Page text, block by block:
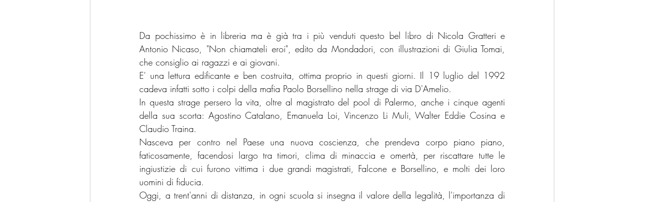
Da pochissimo è in libreria ma è già tra i più venduti questo bel libro di Nicola Gratteri e
Antonio Nicaso, "Non chiamateli eroi", edito da Mondadori, con illustrazioni di Giulia Tomai,
che consiglio ai ragazzi e ai giovani.
E' una lettura edificante e ben costruita, ottima proprio in questi giorni. Il 19 luglio del 1992
cadeva infatti sotto i colpi della mafia Paolo Borsellino nella strage di via D'Amelio.
In questa strage persero la vita, oltre al magistrato del pool di Palermo, anche i cinque agenti
della sua scorta: Agostino Catalano, Emanuela Loi, Vincenzo Li Muli, Walter Eddie Cosina e
Claudio Traina.
Nasceva per contro nel Paese una nuova coscienza, che prendeva corpo piano piano,
faticosamente, facendosi largo tra timori, clima di minaccia e omertà, per riscattare tutte le
ingiustizie di cui furono vittima i due grandi magistrati, Falcone e Borsellino, e molti dei loro
uomini di fiducia.
Oggi, a trent'anni di distanza, in ogni scuola si insegna il valore della legalità, l'importanza di